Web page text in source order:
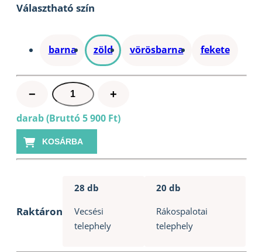
Választható szín
barna zöld vörösbarna fekete
−
Pontszellőző
zsindelyhez
zöld
mennyiség
+
darab (Bruttó 5 900 Ft)
KOSÁRBA
Raktáron
28 db
Vecsési
telephely
20 db
Rákospalotai
telephely